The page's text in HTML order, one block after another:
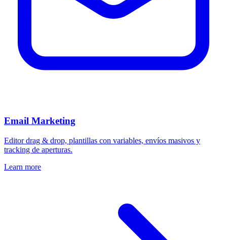
Email Marketing
Editor drag & drop, plantillas con variables, envíos masivos y
tracking de aperturas.
Learn more